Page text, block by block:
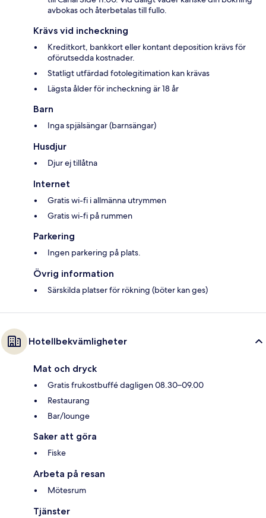
avbokas och återbetalas till fullo.
Krävs vid incheckning
Kreditkort, bankkort eller kontant deposition krävs för
oförutsedda kostnader.
Statligt utfärdad fotolegitimation kan krävas
Lägsta ålder för incheckning är 18 år
Barn
Inga spjälsängar (barnsängar)
Husdjur
Djur ej tillåtna
Internet
Gratis wi-fi i allmänna utrymmen
Gratis wi-fi på rummen
Parkering
Ingen parkering på plats.
Övrig information
Särskilda platser för rökning (böter kan ges)
Hotellbekvämligheter
Mat och dryck
Gratis frukostbuffé dagligen 08.30–09.00
Restaurang
Bar/lounge
Saker att göra
Fiske
Arbeta på resan
Mötesrum
Tjänster